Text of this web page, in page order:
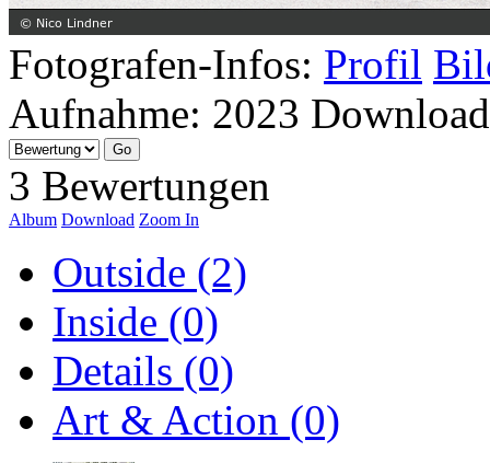
Fotografen-Infos: Profil
Aufnahme: 2023
3 Bewertungen
Album Download Zoom In
Outside (2)
Inside (0)
Details (0)
Art & Action (0)